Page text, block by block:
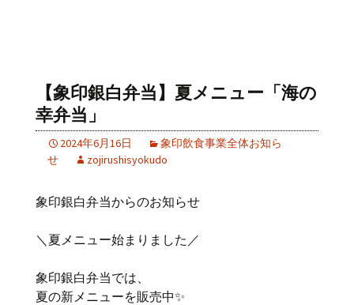
【象印銀白弁当】夏メニュー「海の
幸弁当」
2024年6月16日
象印飲食事業全体お知ら
せ
zojirushisyokudo
象印銀白弁当からのお知らせ
＼夏メニュー始まりました‍／
象印銀白弁当では、
夏の新メニューを販売中✨